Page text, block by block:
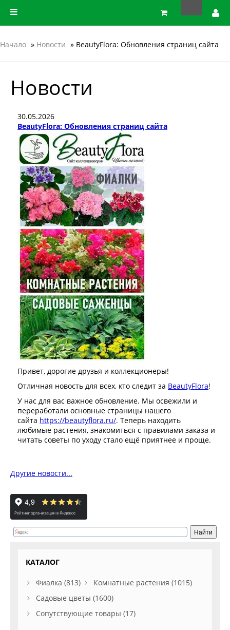
Начало » Новости » BeautyFlora: Обновления страниц сайта
Новости
30.05.2026
BeautyFlora: Обновления страниц сайта
Привет, дорогие друзья и коллекционеры!
Отличная новость для всех, кто следит за BeautyFlora!
У нас для вас важное обновление. Мы освежили и
переработали основные страницы нашего
сайта https://beautyflora.ru/. Теперь находить
любимые растения, знакомиться с правилами заказа и
читать советы по уходу стало ещё приятнее и проще.
Другие новости...
КАТАЛОГ
Фиалка (813)
Комнатные растения (1015)
Садовые цветы (1600)
Сопутствующие товары (17)